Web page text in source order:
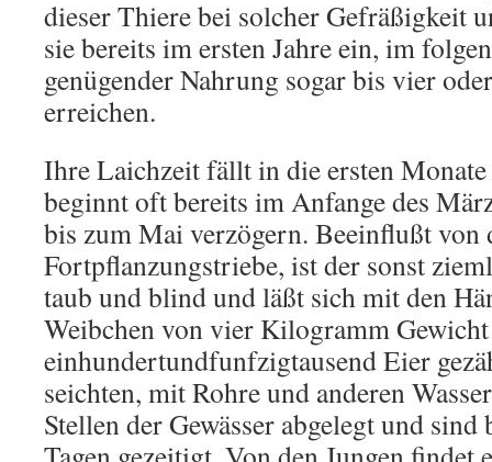
dieser Thiere bei solcher Gefräßigkeit
sie bereits im ersten Jahre ein, im
genügender Nahrung sogar bis vier
erreichen.
Ihre Laichzeit fällt in die ersten
beginnt oft bereits im Anfange des
bis zum Mai verzögern. Beeinflußt von
Fortpflanzungstriebe, ist der sonst
taub und blind und läßt sich mit den
Weibchen von vier Kilogramm Gewicht
einhundertundfunfzigtausend Eier
seichten, mit Rohre und anderen
Stellen der Gewässer abgelegt und sind